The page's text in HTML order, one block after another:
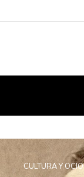
CULTURA Y OCIO